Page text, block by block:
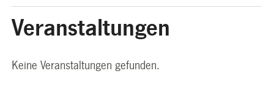
Veranstaltungen
Keine Veranstaltungen gefunden.